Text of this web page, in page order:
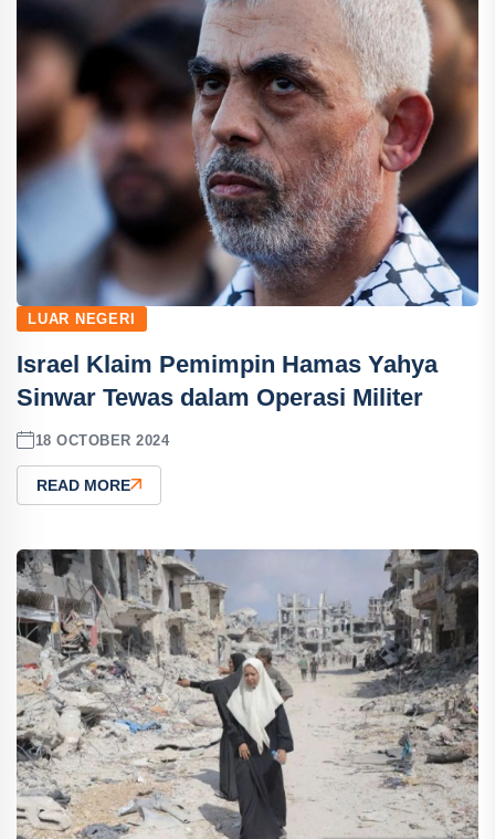
LUAR NEGERI
Israel Klaim Pemimpin Hamas Yahya
Sinwar Tewas dalam Operasi Militer
18 OCTOBER 2024
READ MORE